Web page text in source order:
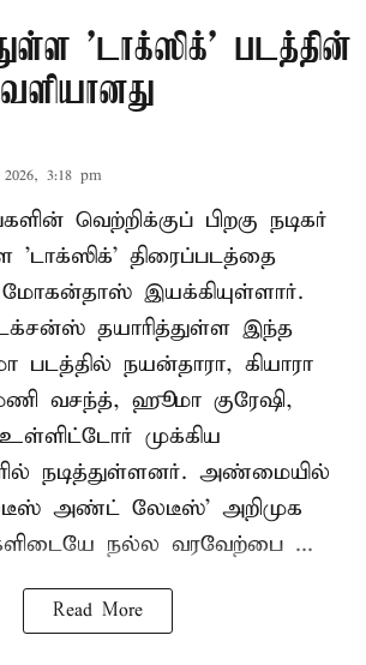
'டாக்‌ஸிக்' படத்தின்
3:18 pm
வெற்றிக்குப் பிறகு நடிகர்
'டாக்ஸிக்' திரைப்படத்தை
மோகன்தாஸ் இயக்கியுள்ளார்.
தயாரித்துள்ள இந்த
படத்தில் நயன்தாரா, கியாரா
வசந்த், ஹூமா குரேஷி,
உள்ளிட்டோர் முக்கிய
நடித்துள்ளனர். அண்மையில்
அண்ட் லேடீஸ்' அறிமுக
நல்ல வரவேற்பை ...
Read More